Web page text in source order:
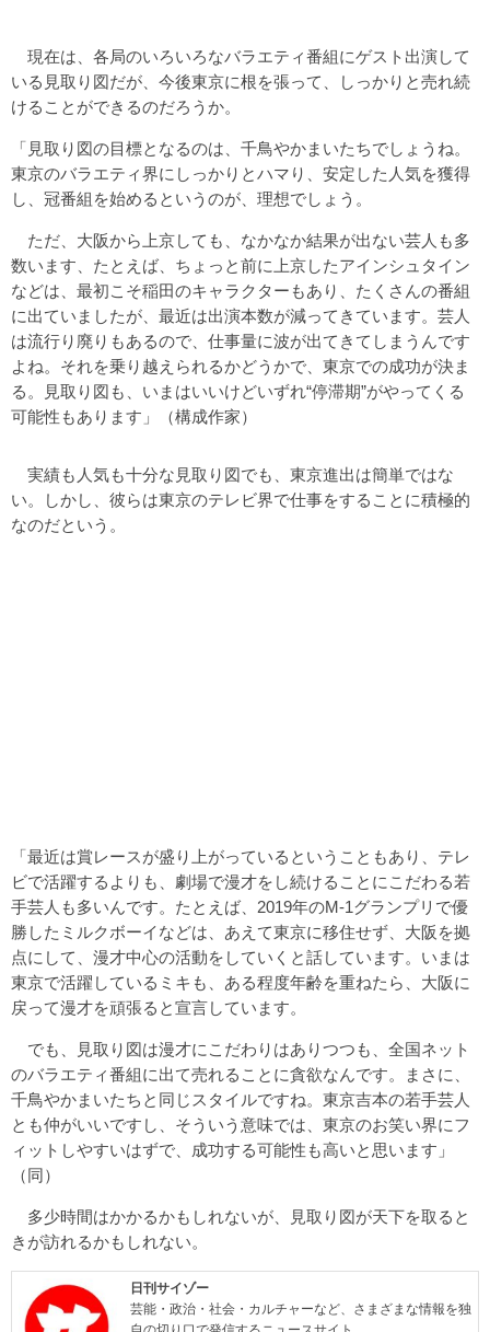
現在は、各局のいろいろなバラエティ番組にゲスト出演して
いる見取り図だが、今後東京に根を張って、しっかりと売れ続
けることができるのだろうか。
「見取り図の目標となるのは、千鳥やかまいたちでしょうね。
東京のバラエティ界にしっかりとハマり、安定した人気を獲得
し、冠番組を始めるというのが、理想でしょう。
ただ、大阪から上京しても、なかなか結果が出ない芸人も多
数います、たとえば、ちょっと前に上京したアインシュタイン
などは、最初こそ稲田のキャラクターもあり、たくさんの番組
に出ていましたが、最近は出演本数が減ってきています。芸人
は流行り廃りもあるので、仕事量に波が出てきてしまうんです
よね。それを乗り越えられるかどうかで、東京での成功が決ま
る。見取り図も、いまはいいけどいずれ“停滞期”がやってくる
可能性もあります」（構成作家）
実績も人気も十分な見取り図でも、東京進出は簡単ではな
い。しかし、彼らは東京のテレビ界で仕事をすることに積極的
なのだという。
「最近は賞レースが盛り上がっているということもあり、テレ
ビで活躍するよりも、劇場で漫才をし続けることにこだわる若
手芸人も多いんです。たとえば、2019年のM-1グランプリで優
勝したミルクボーイなどは、あえて東京に移住せず、大阪を拠
点にして、漫才中心の活動をしていくと話しています。いまは
東京で活躍しているミキも、ある程度年齢を重ねたら、大阪に
戻って漫才を頑張ると宣言しています。
でも、見取り図は漫才にこだわりはありつつも、全国ネット
のバラエティ番組に出て売れることに貪欲なんです。まさに、
千鳥やかまいたちと同じスタイルですね。東京吉本の若手芸人
とも仲がいいですし、そういう意味では、東京のお笑い界にフ
ィットしやすいはずで、成功する可能性も高いと思います」
（同）
多少時間はかかるかもしれないが、見取り図が天下を取ると
きが訪れるかもしれない。
日刊サイゾー
芸能・政治・社会・カルチャーなど、さまざまな情報を独